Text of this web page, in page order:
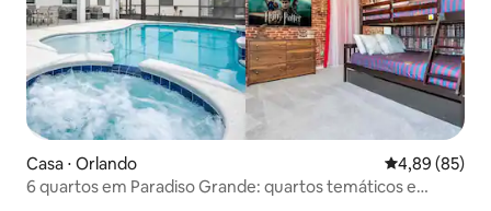
Casa ⋅ Orlando 4,89 de uma
4,89 (85)
6 quartos em Paradiso Grande: quartos temáticos e